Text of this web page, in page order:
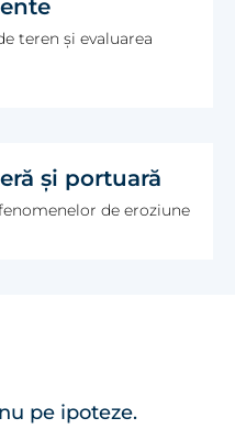
teren și evaluarea
și portuară
de eroziune
pe ipoteze.